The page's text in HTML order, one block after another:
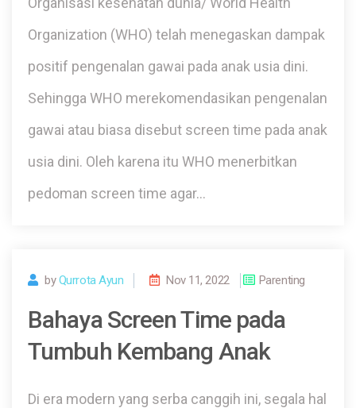
Organization (WHO) telah menegaskan dampak
positif pengenalan gawai pada anak usia dini.
Sehingga WHO merekomendasikan pengenalan
gawai atau biasa disebut screen time pada anak
usia dini. Oleh karena itu WHO menerbitkan
pedoman screen time agar…
byQurrota Ayun Nov 11, 2022 Parenting
Bahaya Screen Time pada
Tumbuh Kembang Anak
Di era modern yang serba canggih ini, segala hal